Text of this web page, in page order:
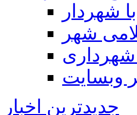
با شهردار
شهر
وبسایت
جدیدترین اخبار